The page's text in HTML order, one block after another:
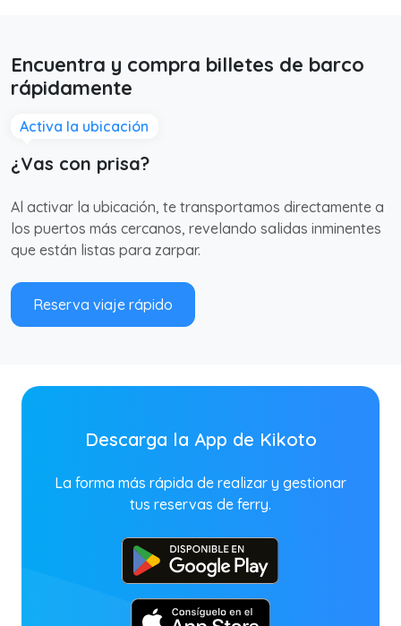
Encuentra y compra billetes de barco
rápidamente
Activa la ubicación
¿Vas con prisa?
Al activar la ubicación, te transportamos directamente a
los puertos más cercanos, revelando salidas inminentes
que están listas para zarpar.
Reserva viaje rápido
Descarga la App de Kikoto
La forma más rápida de realizar y gestionar
tus reservas de ferry.